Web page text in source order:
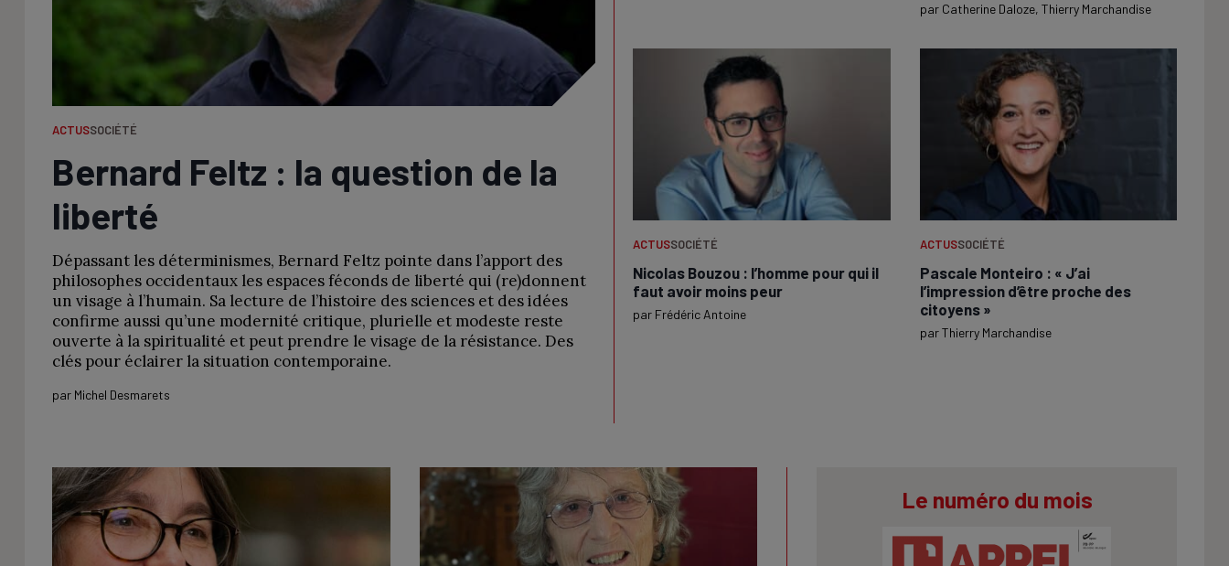
ACTUSSOCIÉTÉ
Bernard Feltz : la question de la
liberté
Dépassant les déterminismes, Bernard Feltz pointe dans l’apport des
philosophes occidentaux les espaces féconds de liberté qui (re)donnent
un visage à l’humain. Sa lecture de l’histoire des sciences et des idées
confirme aussi qu’une modernité critique, plurielle et modeste reste
ouverte à la spiritualité et peut prendre le visage de la résistance. Des
clés pour éclairer la situation contemporaine.
par Michel Desmarets
par Catherine Daloze, Thierry Marchandise
ACTUSSOCIÉTÉ
Nicolas Bouzou : l’homme pour qui il
faut avoir moins peur
par Frédéric Antoine
ACTUSSOCIÉTÉ
Pascale Monteiro : « J’ai
l’impression d’être proche des
citoyens »
parThierry Marchandise
Le numéro du mois